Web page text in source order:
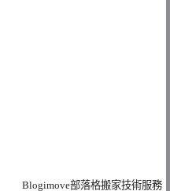
Blogimove部落格搬家技術服務